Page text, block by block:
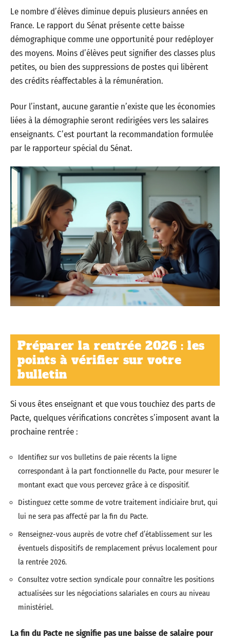
Le nombre d’élèves diminue depuis plusieurs années en
France. Le rapport du Sénat présente cette baisse
démographique comme une opportunité pour redéployer
des moyens. Moins d’élèves peut signifier des classes plus
petites, ou bien des suppressions de postes qui libèrent
des crédits réaffectables à la rémunération.
Pour l’instant, aucune garantie n’existe que les économies
liées à la démographie seront redirigées vers les salaires
enseignants. C’est pourtant la recommandation formulée
par le rapporteur spécial du Sénat.
Préparer la rentrée 2026 : les
points à vérifier sur votre
bulletin
Si vous êtes enseignant et que vous touchiez des parts de
Pacte, quelques vérifications concrètes s’imposent avant la
prochaine rentrée :
Identifiez sur vos bulletins de paie récents la ligne
correspondant à la part fonctionnelle du Pacte, pour mesurer le
montant exact que vous percevez grâce à ce dispositif.
Distinguez cette somme de votre traitement indiciaire brut, qui
lui ne sera pas affecté par la fin du Pacte.
Renseignez-vous auprès de votre chef d’établissement sur les
éventuels dispositifs de remplacement prévus localement pour
la rentrée 2026.
Consultez votre section syndicale pour connaître les positions
actualisées sur les négociations salariales en cours au niveau
ministériel.
La fin du Pacte ne signifie pas une baisse de salaire pour